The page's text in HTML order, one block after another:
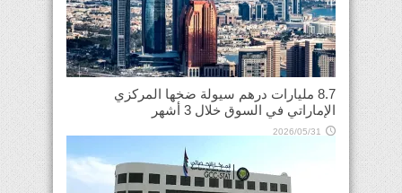
8.7 مليارات درهم سيولة ضخها المركزي
الإماراتي في السوق خلال 3 أشهر
2026/05/31